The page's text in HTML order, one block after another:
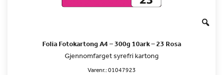
Folia Fotokartong A4 – 300g 10ark – 23 Rosa
Gjennomfarget syrefri kartong
Varenr.:01047923